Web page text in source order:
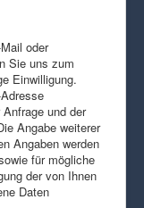
oder
Sie uns zum
Einwilligung.
und der
Angabe weiterer
Angaben werden
für mögliche
der von Ihnen
Daten